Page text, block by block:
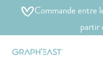
Commande entre
partir